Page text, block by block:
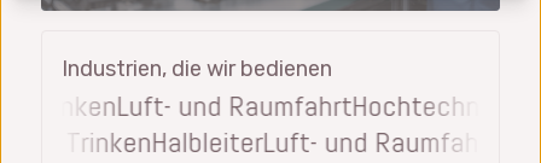
Industrien, die wir bedienen
TrinkenLuft- und RaumfahrtHochtechnologie
und TrinkenHalbleiterLuft- und Raumfahrt